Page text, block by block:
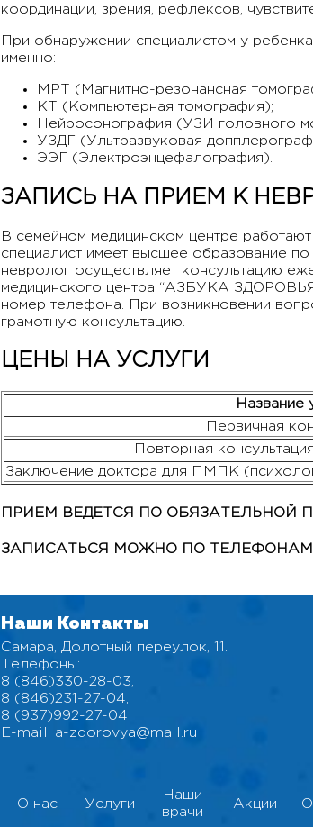
координации, зрения, рефлексов,
При обнаружении специалистом у
именно:
МРТ (Магнитно-резонансная
КТ (Компьютерная томография);
Нейросонография (УЗИ головного
УЗДГ (Ультразвуковая
ЭЭГ (Электроэнцефалография).
ЗАПИСЬ НА ПРИЕМ К
В семейном медицинском центре
специалист имеет высшее образование
невролог осуществляет консультацию
медицинского центра “АЗБУКА
номер телефона. При возникновении
грамотную консультацию.
ЦЕНЫ НА УСЛУГИ
Название
Первичная
Повторная
Заключение доктора для ПМПК
ПРИЕМ ВЕДЕТСЯ ПО ОБЯЗАТЕЛЬНОЙ
ЗАПИСАТЬСЯ МОЖНО ПО
Наши Контакты
Самара, Долотный переулок, 11.
Телефоны:
8 (846)330-28-03,
8 (846)231-27-04,
8 (937)992-27-04
E-mail: a-zdorovya@mail.ru
О нас Услуги
Наши
врачи
Акции